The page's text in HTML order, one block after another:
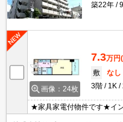
築22年
画像：24枚
7.3万円
敷
なし
3階
1K
★家具家電付物件です★イ